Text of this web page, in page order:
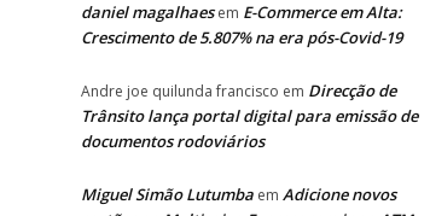
daniel magalhaesem E-Commerce em Alta:
Crescimento de 5.807% na era pós-Covid-19
Andre joe quilunda francisco em Direcção de
Trânsito lança portal digital para emissão de
documentos rodoviários
Miguel Simão Lutumba em Adicione novos